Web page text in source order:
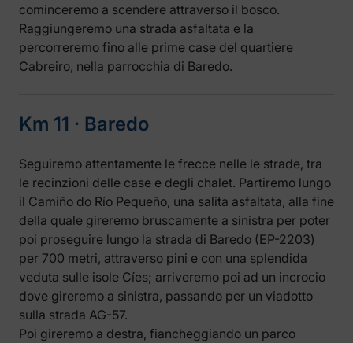
cominceremo a scendere attraverso il bosco.
Raggiungeremo una strada asfaltata e la
percorreremo fino alle prime case del quartiere
Cabreiro, nella parrocchia di Baredo.
Km 11 ‧ Baredo
Seguiremo attentamente le frecce nelle le strade, tra
le recinzioni delle case e degli chalet. Partiremo lungo
il Camiño do Río Pequeño, una salita asfaltata, alla fine
della quale gireremo bruscamente a sinistra per poter
poi proseguire lungo la strada di Baredo (EP-2203)
per 700 metri, attraverso pini e con una splendida
veduta sulle isole Cíes; arriveremo poi ad un incrocio
dove gireremo a sinistra, passando per un viadotto
sulla strada AG-57.
Poi gireremo a destra, fiancheggiando un parco